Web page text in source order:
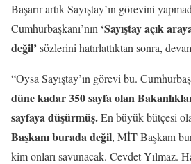
Başarır artık Sayıştay’ın görevini
Cumhurbaşkanı’nın ‘Sayıştay açık
değil’ sözlerini hatırlattıktan sonra,
“Oysa Sayıştay’ın görevi bu.
düne kadar 350 sayfa olan
sayfaya düşürmüş.En büyük bütçesi
Başkanı burada değil, MİT Başkanı
kim onları savunacak. Cevdet Yılmaz.